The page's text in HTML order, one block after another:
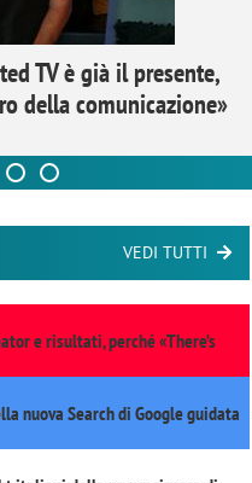
TV è già il presente,
della comunicazione»
VEDI TUTTI
e risultati, perché «There’s
nuova Search di Google guidata